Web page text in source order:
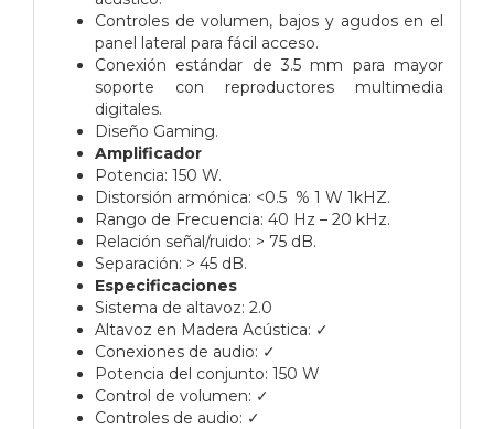
Controles de volumen, bajos y agudos en el
panel lateral para fácil acceso.
Conexión estándar de 3.5 mm para mayor
soporte con reproductores multimedia
digitales.
Diseño Gaming.
Amplificador
Potencia: 150 W.
Distorsión armónica: <0.5 % 1 W 1kHZ.
Rango de Frecuencia: 40 Hz – 20 kHz.
Relación señal/ruido: > 75 dB.
Separación: > 45 dB.
Especificaciones
Sistema de altavoz: 2.0
Altavoz en Madera Acústica: ✓
Conexiones de audio: ✓
Potencia del conjunto: 150 W
Control de volumen: ✓
Controles de audio: ✓